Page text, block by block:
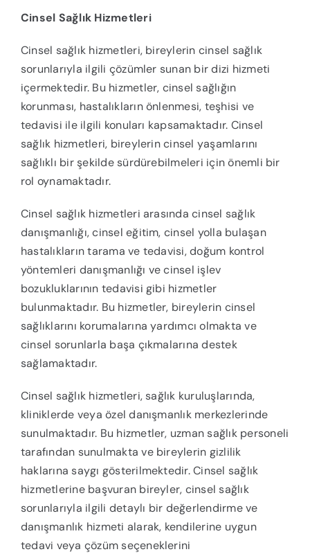
Cinsel Sağlık Hizmetleri
Cinsel sağlık hizmetleri, bireylerin cinsel sağlık
sorunlarıyla ilgili çözümler sunan bir dizi hizmeti
içermektedir. Bu hizmetler, cinsel sağlığın
korunması, hastalıkların önlenmesi, teşhisi ve
tedavisi ile ilgili konuları kapsamaktadır. Cinsel
sağlık hizmetleri, bireylerin cinsel yaşamlarını
sağlıklı bir şekilde sürdürebilmeleri için önemli bir
rol oynamaktadır.
Cinsel sağlık hizmetleri arasında cinsel sağlık
danışmanlığı, cinsel eğitim, cinsel yolla bulaşan
hastalıkların tarama ve tedavisi, doğum kontrol
yöntemleri danışmanlığı ve cinsel işlev
bozukluklarının tedavisi gibi hizmetler
bulunmaktadır. Bu hizmetler, bireylerin cinsel
sağlıklarını korumalarına yardımcı olmakta ve
cinsel sorunlarla başa çıkmalarına destek
sağlamaktadır.
Cinsel sağlık hizmetleri, sağlık kuruluşlarında,
kliniklerde veya özel danışmanlık merkezlerinde
sunulmaktadır. Bu hizmetler, uzman sağlık personeli
tarafından sunulmakta ve bireylerin gizlilik
haklarına saygı gösterilmektedir. Cinsel sağlık
hizmetlerine başvuran bireyler, cinsel sağlık
sorunlarıyla ilgili detaylı bir değerlendirme ve
danışmanlık hizmeti alarak, kendilerine uygun
tedavi veya çözüm seçeneklerini